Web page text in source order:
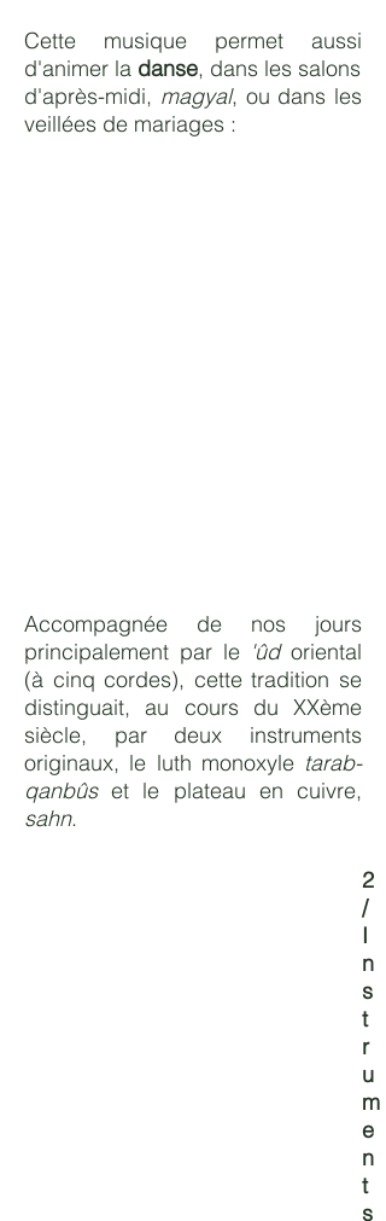
Cette musique permet aussi
d'animer la danse, dans les salons
d'après-midi, magyal, ou dans les
veillées de mariages :
Accompagnée de nos jours
principalement par le 'ûdoriental
(à cinq cordes), cette tradition se
distinguait, au cours du XXème
siècle, par deux instruments
originaux, le luth monoxyle tarab-
qanbûset le plateau en cuivre,
sahn.
2
/
I
n
s
t
r
u
m
e
n
t
s